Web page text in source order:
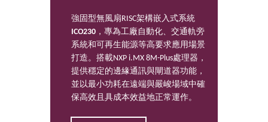
強固型無風扇RISC架構嵌入式系統
ICO230 ，專為工廠自動化、交通軌旁
系統和可再生能源等高要求應用場景
打造。搭載NXP i.MX 8M-Plus處理器，
提供穩定的邊緣通訊與閘道器功能，
並以最小功耗在遠端與嚴峻場域中確
保高效且具成本效益地正常運作。